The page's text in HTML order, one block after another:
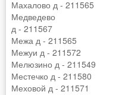
Махалово д - 211565
Медведево
д - 211567
Межа д - 211565
Межуи д - 211572
Мелюзино д - 211549
Местечко д - 211580
Меховой д - 211571